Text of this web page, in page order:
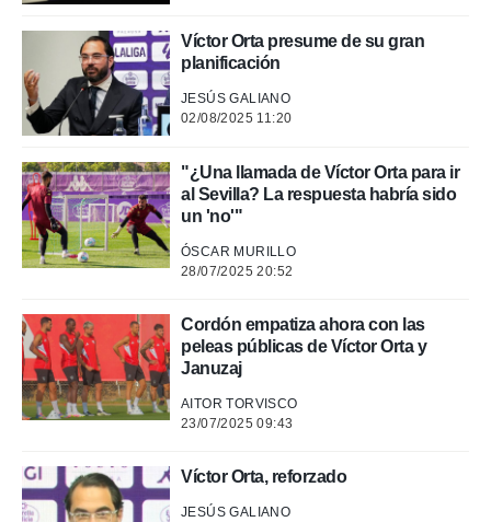
mediante
publicidad
publicidad
de
Víctor Orta presume de su gran
planificación
JESÚS GALIANO
02/08/2025 11:20
"¿Una llamada de Víctor Orta para ir
al Sevilla? La respuesta habría sido
un 'no'"
ÓSCAR MURILLO
28/07/2025 20:52
Cordón empatiza ahora con las
peleas públicas de Víctor Orta y
Januzaj
AITOR TORVISCO
23/07/2025 09:43
Víctor Orta, reforzado
JESÚS GALIANO